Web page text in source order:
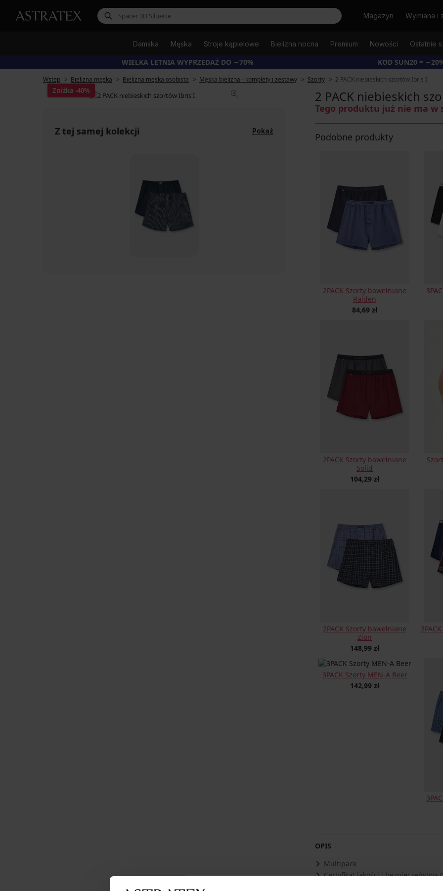
SzukajMagazyn Wymiana i
Damska Męska Stroje kąpielowe Bielizna nocna Premium Nowości Ostatnie
WIELKA LETNIA WYPRZEDAŻ DO −70% KOD SUN20 =
Wstęp Bielizna męska Bielizna męska osobista Męska bielizna - komplety i zestawy Szorty 2 PACK niebieskich szortów Ibris I
Zniżka -40%
Z tej samej kolekcji Pokaż
2 PACK niebieskich
Tego produktu już nie ma w
Podobne produkty
2PACK Szorty bawełniane
Raiden
84,69 zł
2PACK Szorty bawełniane
Solid
104,29 zł
2PACK Szorty bawełniane
Zion
148,99 zł
3PACK Szorty MEN-A Beer
142,99 zł
OPIS
Multipack
Certyfikat jakości i bezpieczeństwa